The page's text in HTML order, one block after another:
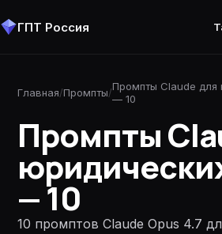
ГПТ Россия
Главная/Промпты/Промпты Claude для
— 10
Промпты
— 10
10 промптов Claude Opus 4.7